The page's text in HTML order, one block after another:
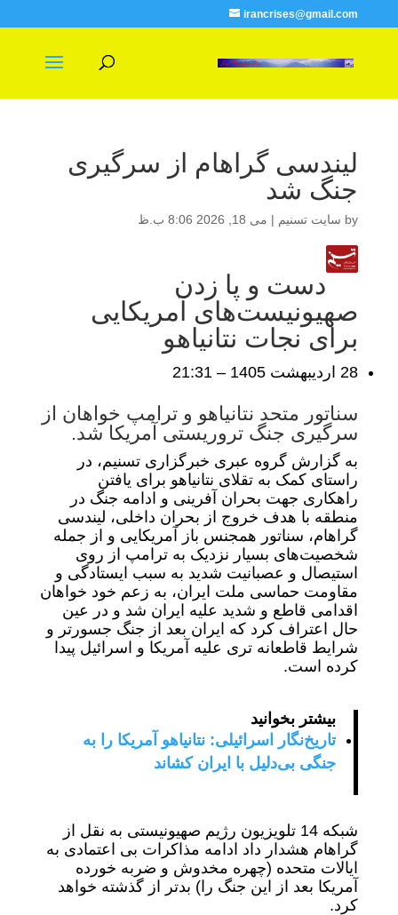
irancrises@gmail.com
لیندسی گراهام از سرگیری
جنگ شد
by سایت تسنیم | می 18, 2026 8:06 ب.ظ
دست و پا زدن
صهیونیست‌های آمریکایی
برای نجات نتانیاهو
28 ارديبهشت 1405 – 21:31
سناتور متحد نتانیاهو و ترامپ خواهان از
سرگیری جنگ تروریستی آمریکا شد.
به گزارش گروه عبری خبرگزاری تسنیم، در
راستای کمک به تقلای نتانیاهو برای یافتن
راهکاری جهت بحران آفرینی و ادامه جنگ در
منطقه با هدف خروج از بحران داخلی، لیندسی
گراهام، سناتور همجنس باز آمریکایی و از جمله
شخصیت‌های بسیار نزدیک به ترامپ از روی
استیصال و عصبانیت شدید به سبب ایستادگی و
مقاومت حماسی ملت ایران، به زعم خود خواهان
اقدامی قاطع و شدید علیه ایران شد و در عین
حال اعتراف کرد که ایران بعد از جنگ جسورتر و
شرایط قاطعانه تری علیه آمریکا و اسرائیل پیدا
کرده است.
بیشتر بخوانید
تاریخ‌نگار اسرائیلی: نتانیاهو آمریکا را به
جنگی بی‌دلیل با ایران کشاند
شبکه 14 تلویزیون رژیم صهیونیستی به نقل از
گراهام هشدار داد ادامه مذاکرات بی اعتمادی به
ایالات متحده (چهره مخدوش و ضربه خورده
آمریکا بعد از این جنگ را) بدتر از گذشته خواهد
کرد.